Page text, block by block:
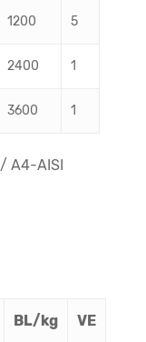
1200 5
2400 1
3600 1
/ A4-AISI
BL/kg VE